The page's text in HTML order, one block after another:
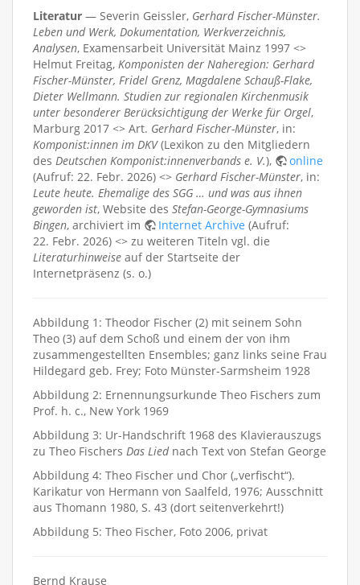
Literatur — Severin Geissler, Gerhard Fischer-Münster.
Leben und Werk, Dokumentation, Werkverzeichnis,
Analysen, Examensarbeit Universität Mainz 1997 <>
Helmut Freitag, Komponisten der Naheregion: Gerhard
Fischer-Münster, Fridel Grenz, Magdalene Schauß-Flake,
Dieter Wellmann. Studien zur regionalen Kirchenmusik
unter besonderer Berücksichtigung der Werke für Orgel,
Marburg 2017 <> Art. Gerhard Fischer-Münster, in:
Komponist:innen im DKV(Lexikon zu den Mitgliedern
des Deutschen Komponist:innenverbands e. V.),
online
(Aufruf: 22. Febr. 2026) <> Gerhard Fischer-Münster, in:
Leute heute. Ehemalige des SGG … und was aus ihnen
geworden ist, Website des Stefan-George-Gymnasiums
Bingen, archiviert im Internet Archive (Aufruf:
22. Febr. 2026) <> zu weiteren Titeln vgl. die
Literaturhinweise auf der Startseite der
Internetpräsenz (s. o.)
Abbildung 1: Theodor Fischer (2) mit seinem Sohn
Theo (3) auf dem Schoß und einem der von ihm
zusammengestellten Ensembles; ganz links seine Frau
Hildegard geb. Frey; Foto Münster-Sarmsheim 1928
Abbildung 2: Ernennungsurkunde Theo Fischers zum
Prof. h. c., New York 1969
Abbildung 3: Ur-Handschrift 1968 des Klavierauszugs
zu Theo Fischers Das Liednach Text von Stefan George
Abbildung 4: Theo Fischer und Chor („verfischt“).
Karikatur von Hermann von Saalfeld, 1976; Ausschnitt
aus Thomann 1980, S. 43 (dort seitenverkehrt!)
Abbildung 5: Theo Fischer, Foto 2006, privat
Bernd Krause